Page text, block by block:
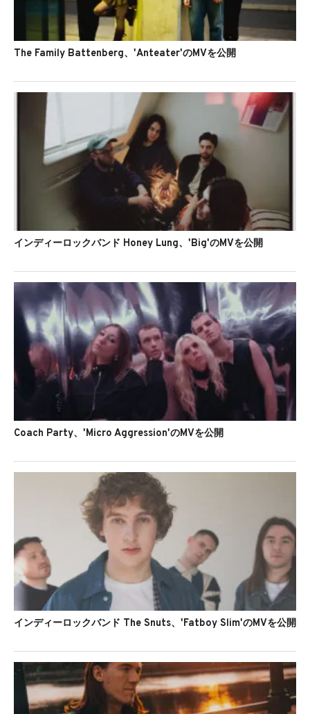
The Family Battenberg、'Anteater'のMVを公開
インディーロックバンド Honey Lung、'Big'のMVを公開
Coach Party、'Micro Aggression'のMVを公開
インディーロックバンド The Snuts、'Fatboy Slim'のMVを公開